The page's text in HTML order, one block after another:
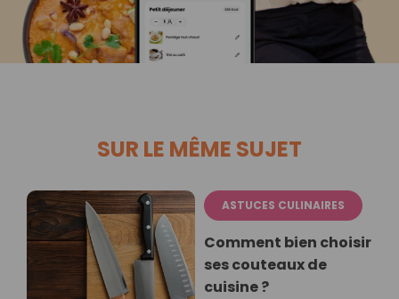
SUR LE MÊME SUJET
ASTUCES CULINAIRES
Comment bien choisir
ses couteaux de
cuisine ?